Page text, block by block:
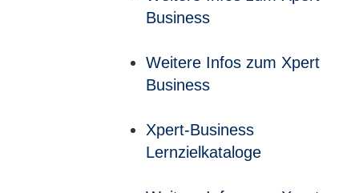
Business
Weitere Infos zum Xpert
Business
Xpert-Business
Lernzielkataloge